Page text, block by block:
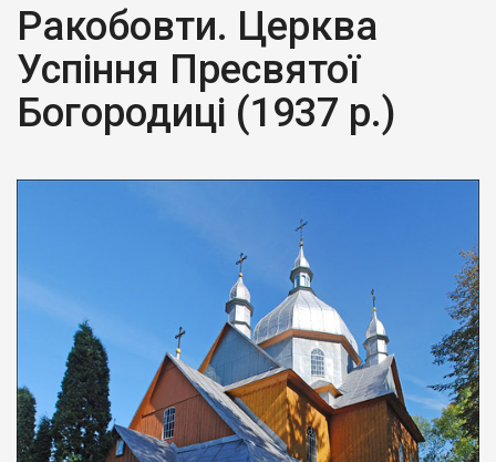
Ракобовти. Церква
Успіння Пресвятої
Богородиці (1937 р.)